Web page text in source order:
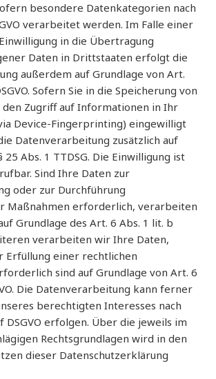
besondere Datenkategorien nach
verarbeitet werden. Im Falle einer
in die Übertragung
Daten in Drittstaaten erfolgt die
außerdem auf Grundlage von Art.
Sofern Sie in die Speicherung von
den Zugriff auf Informationen in Ihr
Device-Fingerprinting) eingewilligt
Datenverarbeitung zusätzlich auf
25 Abs. 1 TTDSG. Die Einwilligung ist
Sind Ihre Daten zur
oder zur Durchführung
Maßnahmen erforderlich, verarbeiten
Grundlage des Art. 6 Abs. 1 lit. b
verarbeiten wir Ihre Daten,
Erfüllung einer rechtlichen
sind auf Grundlage von Art. 6
Die Datenverarbeitung kann ferner
berechtigten Interesses nach
DSGVO erfolgen. Über die jeweils im
Rechtsgrundlagen wird in den
dieser Datenschutzerklärung